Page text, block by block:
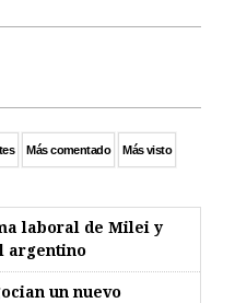
Más comentado Más visto
laboral de Milei y
argentino
un nuevo